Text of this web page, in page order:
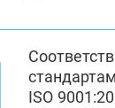
ISO